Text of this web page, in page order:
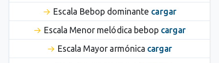
Escala Bebop dominante cargar
Escala Menor melódica bebop cargar
Escala Mayor armónica cargar